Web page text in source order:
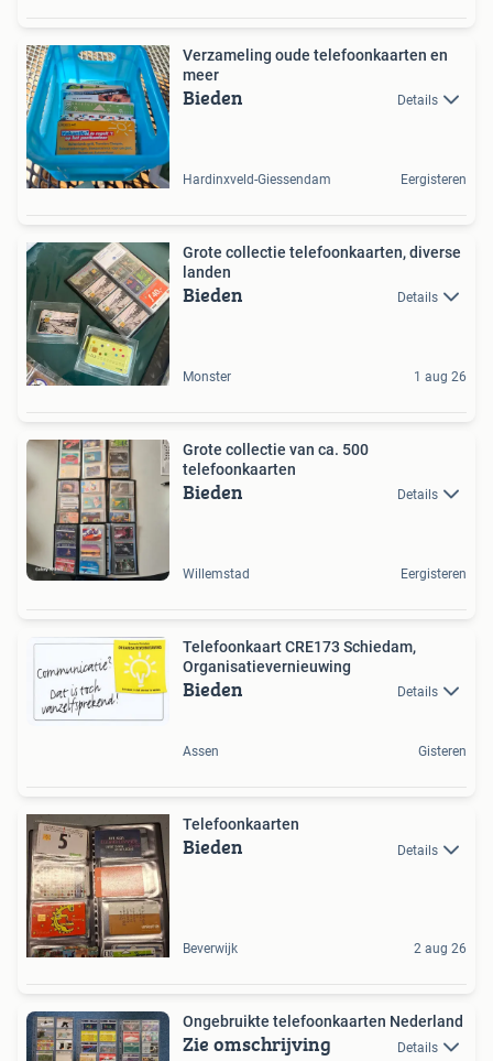
Verzameling oude telefoonkaarten en
meer
Bieden Details
Hardinxveld-Giessendam Eergisteren
Grote collectie telefoonkaarten, diverse
landen
Bieden Details
Monster 1 aug 26
Grote collectie van ca. 500
telefoonkaarten
Bieden Details
Willemstad Eergisteren
Telefoonkaart CRE173 Schiedam,
Organisatievernieuwing
Bieden Details
Assen Gisteren
Telefoonkaarten
Bieden Details
Beverwijk 2 aug 26
Ongebruikte telefoonkaarten Nederland
Zie omschrijving Details